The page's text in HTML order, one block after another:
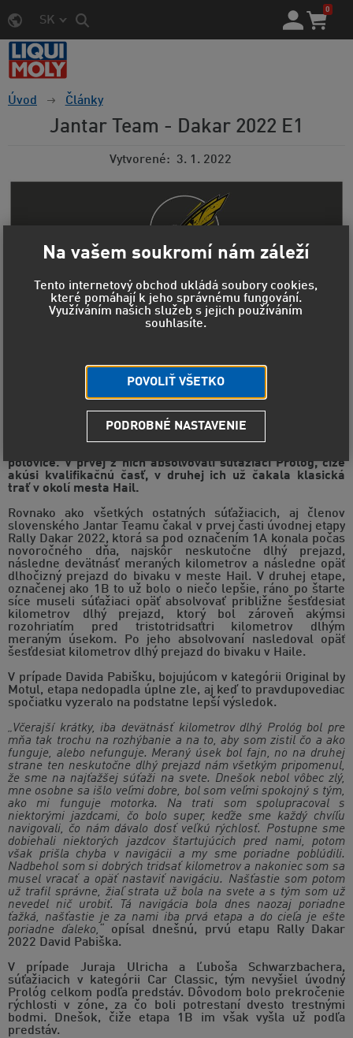
SK
0
Úvod Články
Jantar Team - Dakar 2022 E1
Vytvorené 3. 1. 2022
polovice. V prvej z nich absolvovali súťažiaci Prológ, čiže
akúsi kvalifikačnú časť, v druhej ich už čakala klasická
trať v okolí mesta Hail.
Rovnako ako všetkých ostatných súťažiacich, aj členov
slovenského Jantar Teamu čakal v prvej časti úvodnej etapy
Rally Dakar 2022, ktorá sa pod označením 1A konala počas
novoročného dňa, najskôr neskutočne dlhý prejazd,
následne devätnásť meraných kilometrov a následne opäť
dlhočizný prejazd do bivaku v meste Hail. V druhej etape,
označenej ako 1B to už bolo o niečo lepšie, ráno po štarte
síce museli súťažiaci opäť absolvovať približne šesťdesiat
kilometrov dlhý prejazd, ktorý bol zároveň akýmsi
rozohriatím pred tristotridsaťtri kilometrov dlhým
meraným úsekom. Po jeho absolvovaní nasledoval opäť
šesťdesiat kilometrov dlhý prejazd do bivaku v Haile.
V prípade Davida Pabišku, bojujúcom v kategórii Original by
Motul, etapa nedopadla úplne zle, aj keď to pravdupovediac
spočiatku vyzeralo na podstatne lepší výsledok.
„Včerajší krátky, iba devätnásť kilometrov dlhý Prológ bol pre
mňa tak trochu na rozhýbanie a na to, aby som zistil čo a ako
funguje, alebo nefunguje. Meraný úsek bol fajn, no na druhej
strane ten neskutočne dlhý prejazd nám všetkým pripomenul,
že sme na najťažšej súťaži na svete. Dnešok nebol vôbec zlý,
mne osobne sa išlo veľmi dobre, bol som veľmi spokojný s tým,
ako mi funguje motorka. Na trati som spolupracoval s
niektorými jazdcami, čo bolo super, keďže sme každý chvíľu
navigovali, čo nám dávalo dosť veľkú rýchlosť. Postupne sme
dobiehali niektorých jazdcov štartujúcich pred nami, potom
však prišla chyba v navigácii a my sme poriadne poblúdili.
Nadbehol som si dobrých tridsať kilometrov a nakoniec som sa
musel vracať a opäť nastaviť navigáciu. Našťastie som potom
už trafil správne, žiaľ strata už bola na svete a s tým som už
nevedel nič urobiť. Tá navigácia bola dnes naozaj poriadne
ťažká, našťastie je za nami iba prvá etapa a do cieľa je ešte
poriadne ďaleko,“ opísal dnešnú, prvú etapu Rally Dakar
2022 David Pabiška.
V prípade Juraja Ulricha a Ľuboša Schwarzbachera,
súťažiacich v kategórii Car Classic, tým nevyšiel úvodný
Prológ celkom podľa predstáv. Dôvodom bolo prekročenie
rýchlosti v zóne, za čo boli potrestaní dvesto trestnými
bodmi. Dnešok, čiže etapa 1B im však vyšla už podľa
predstáv.
Na vašem soukromí nám záleží
Tento internetový obchod ukládá soubory cookies,
které pomáhají k jeho správnému fungování.
Využíváním našich služeb s jejich používáním
souhlasíte.
POVOLIŤ VŠETKO
PODROBNÉ NASTAVENIE